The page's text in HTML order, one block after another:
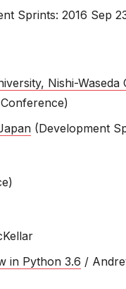
Sprints: 2016 Sep
Nishi-Waseda
(Development
in Python 3.6 /